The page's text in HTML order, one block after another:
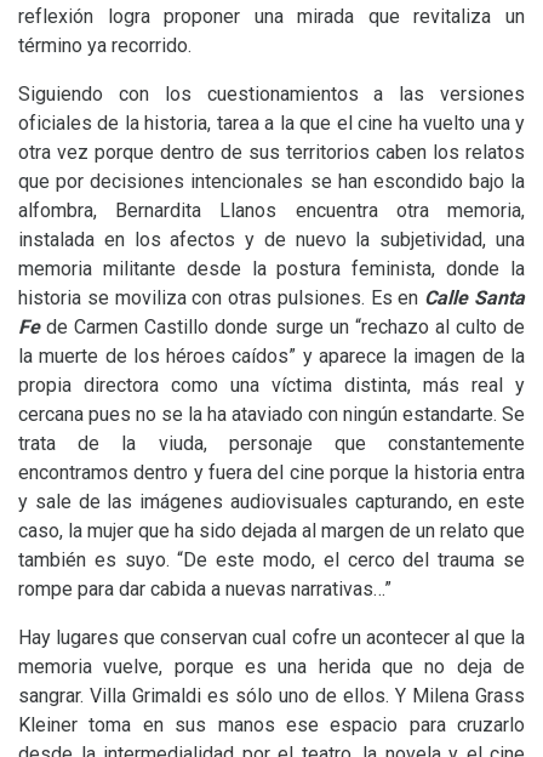
reflexión logra proponer una mirada que revitaliza un
término ya recorrido.
Siguiendo con los cuestionamientos a las versiones
oficiales de la historia, tarea a la que el cine ha vuelto una y
otra vez porque dentro de sus territorios caben los relatos
que por decisiones intencionales se han escondido bajo la
alfombra, Bernardita Llanos encuentra otra memoria,
instalada en los afectos y de nuevo la subjetividad, una
memoria militante desde la postura feminista, donde la
historia se moviliza con otras pulsiones. Es en Calle Santa
Fe de Carmen Castillo donde surge un “rechazo al culto de
la muerte de los héroes caídos” y aparece la imagen de la
propia directora como una víctima distinta, más real y
cercana pues no se la ha ataviado con ningún estandarte. Se
trata de la viuda, personaje que constantemente
encontramos dentro y fuera del cine porque la historia entra
y sale de las imágenes audiovisuales capturando, en este
caso, la mujer que ha sido dejada al margen de un relato que
también es suyo. “De este modo, el cerco del trauma se
rompe para dar cabida a nuevas narrativas…”
Hay lugares que conservan cual cofre un acontecer al que la
memoria vuelve, porque es una herida que no deja de
sangrar. Villa Grimaldi es sólo uno de ellos. Y Milena Grass
Kleiner toma en sus manos ese espacio para cruzarlo